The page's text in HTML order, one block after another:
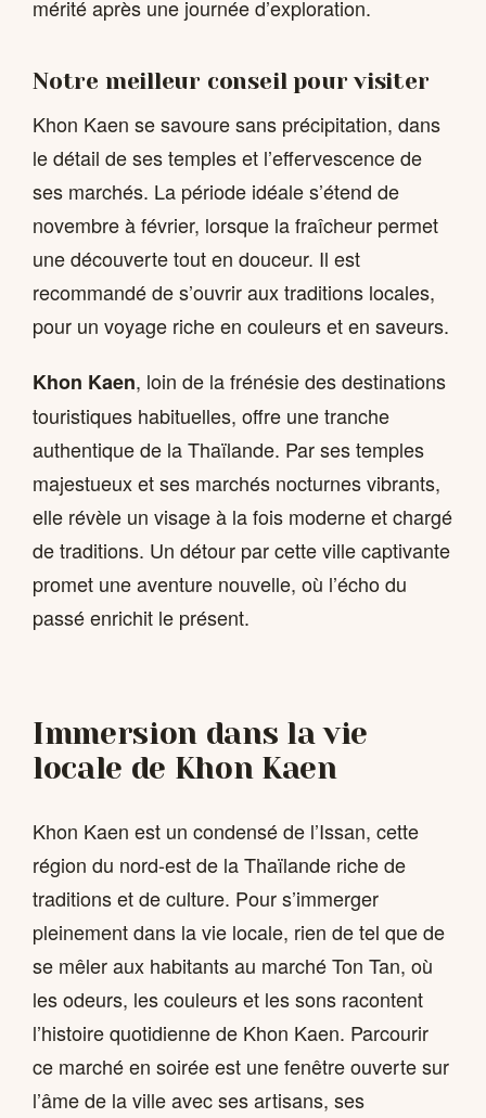
mérité après une journée d’exploration.
Notre meilleur conseil pour visiter
Khon Kaen se savoure sans précipitation, dans
le détail de ses temples et l’effervescence de
ses marchés. La période idéale s’étend de
novembre à février, lorsque la fraîcheur permet
une découverte tout en douceur. Il est
recommandé de s’ouvrir aux traditions locales,
pour un voyage riche en couleurs et en saveurs.
Khon Kaen, loin de la frénésie des destinations
touristiques habituelles, offre une tranche
authentique de la Thaïlande. Par ses temples
majestueux et ses marchés nocturnes vibrants,
elle révèle un visage à la fois moderne et chargé
de traditions. Un détour par cette ville captivante
promet une aventure nouvelle, où l’écho du
passé enrichit le présent.
Immersion dans la vie
locale de Khon Kaen
Khon Kaen est un condensé de l’Issan, cette
région du nord-est de la Thaïlande riche de
traditions et de culture. Pour s’immerger
pleinement dans la vie locale, rien de tel que de
se mêler aux habitants au marché Ton Tan, où
les odeurs, les couleurs et les sons racontent
l’histoire quotidienne de Khon Kaen. Parcourir
ce marché en soirée est une fenêtre ouverte sur
l’âme de la ville avec ses artisans, ses